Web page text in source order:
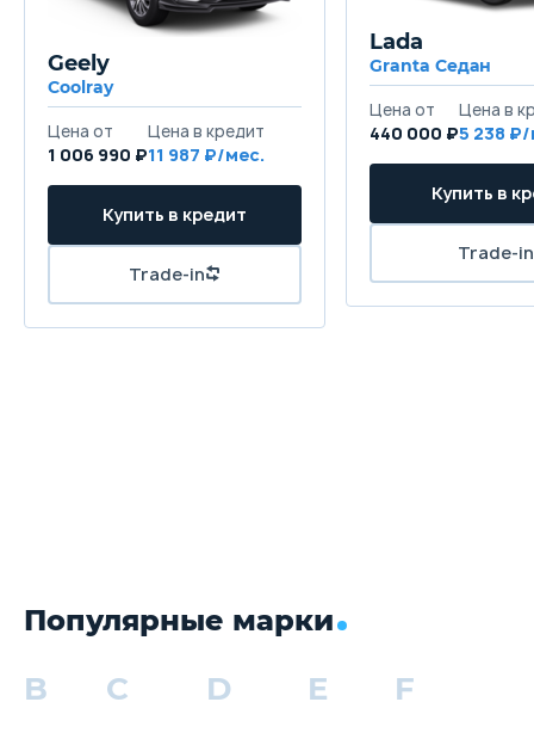
Geely
Coolray
1 006 990 ₽11 987
Lada
Granta Седан
440 000 ₽5 238
Популярные марки
B C D E F